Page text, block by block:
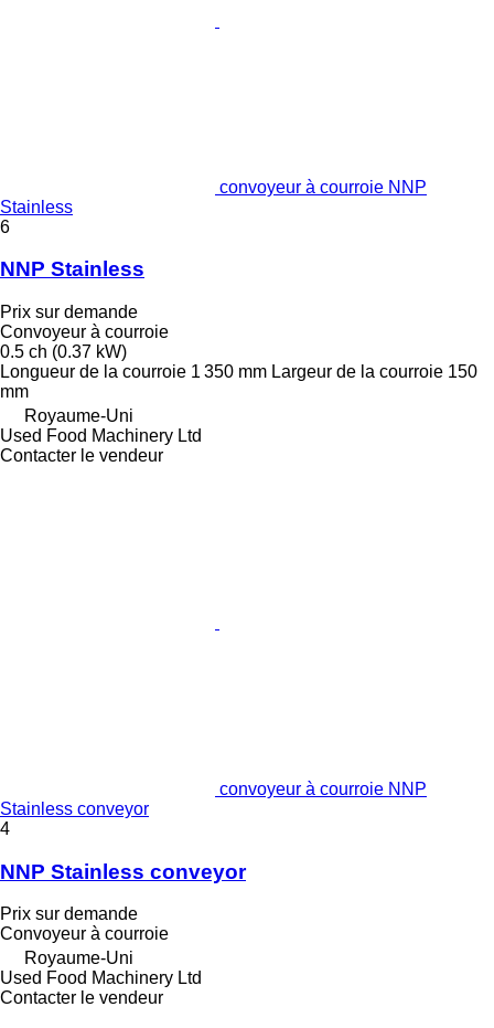
convoyeur à courroie NNP
Stainless
6
NNP Stainless
Prix sur demande
Convoyeur à courroie
0.5 ch (0.37 kW)
Longueur de la courroie 1 350 mm Largeur de la courroie 150
mm
Royaume-Uni
Used Food Machinery Ltd
Contacter le vendeur
convoyeur à courroie NNP
Stainless conveyor
4
NNP Stainless conveyor
Prix sur demande
Convoyeur à courroie
Royaume-Uni
Used Food Machinery Ltd
Contacter le vendeur